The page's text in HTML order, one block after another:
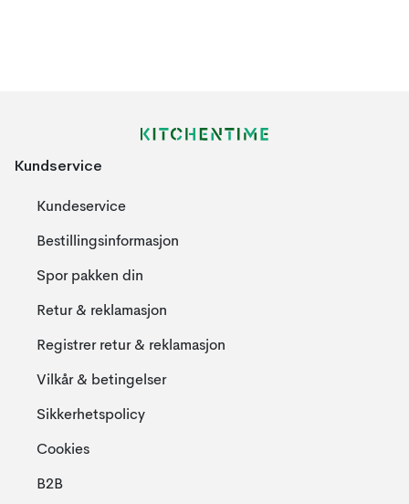
Kundservice
Kundeservice
Bestillingsinformasjon
Spor pakken din
Retur & reklamasjon
Registrer retur & reklamasjon
Vilkår & betingelser
Sikkerhetspolicy
Cookies
B2B